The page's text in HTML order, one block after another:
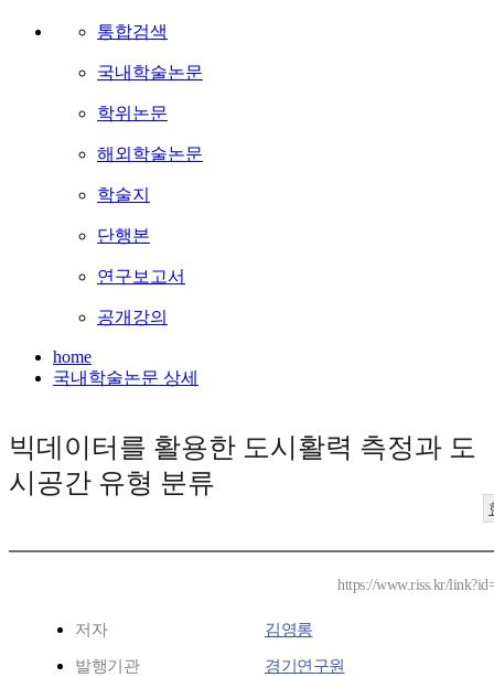
통합검색
국내학술논문
학위논문
해외학술논문
학술지
단행본
연구보고서
공개강의
home
국내학술논문 상세
빅데이터를 활용한 도시활력 측정과 도
시공간 유형 분류
https://www.riss.kr/
저자 김영롱
발행기관 경기연구원